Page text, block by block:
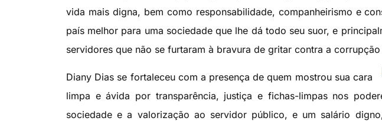
vida mais digna, bem como responsabilidade, companheirismo e
país melhor para uma sociedade que lhe dá todo seu suor, e
servidores que não se furtaram à bravura de gritar contra a
Diany Dias se fortaleceu com a presença de quem mostrou sua cara
limpa e ávida por transparência, justiça e fichas-limpas nos
sociedade e a valorização ao servidor público, e um salário